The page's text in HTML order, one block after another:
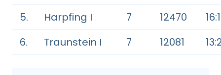
5.
Harpfing I 7 12470
6.
Traunstein I 7 12081